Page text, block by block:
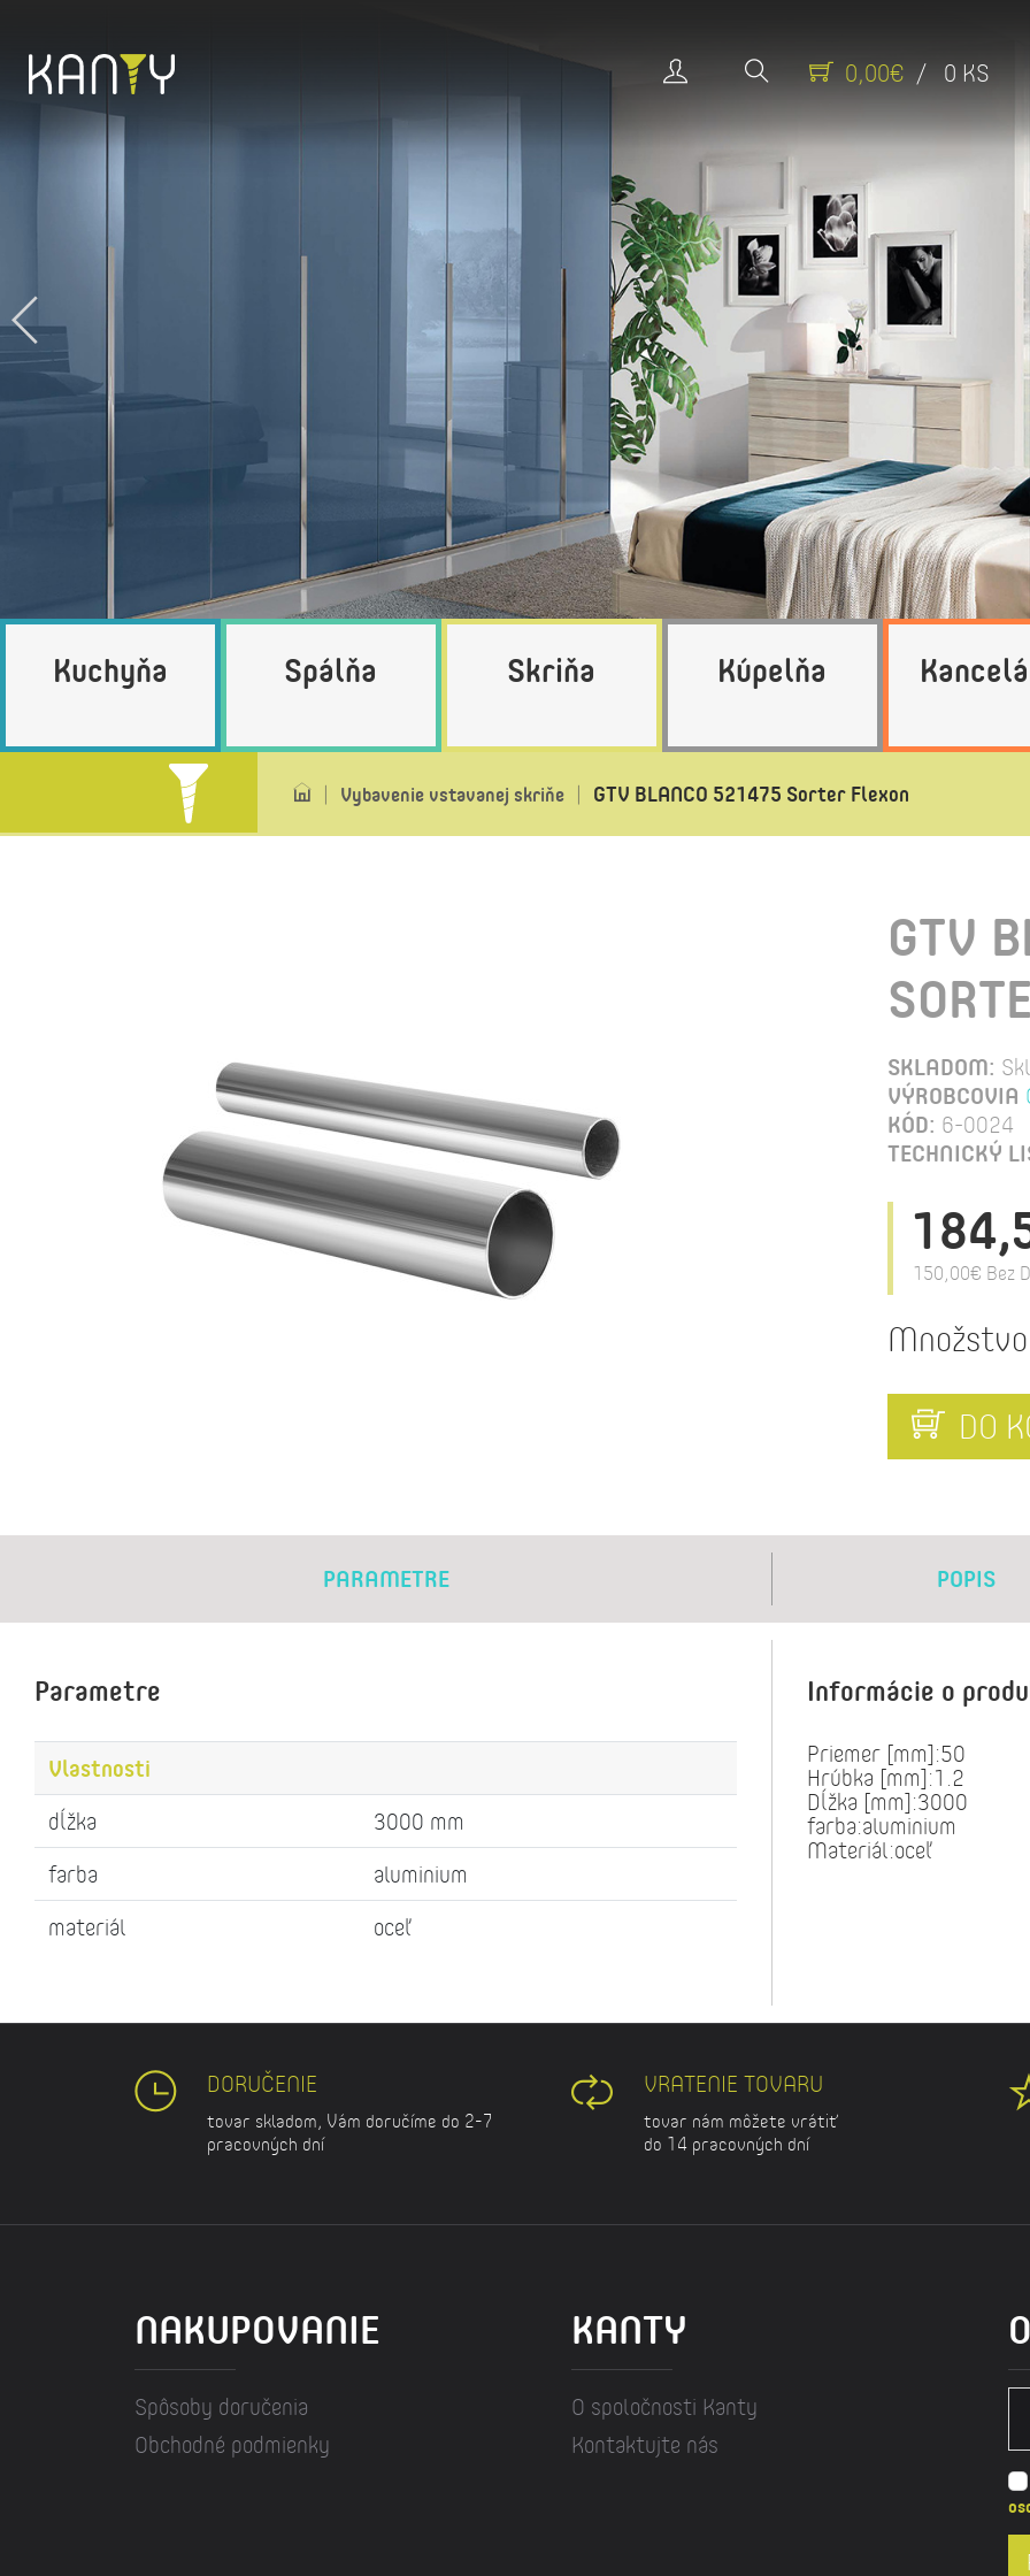
0,00€ / 0 KS
Kuchyňa Spálňa Skriňa Kúpelňa
Vybavenie vstavanej skriňe GTV BLANCO 521475 Sorter Flexon
GTV
SKLADOM:
VÝROBCOVIA
KÓD: 6-0024
TECHNICKÝ
150,00€ Bez
Množstvo
DO
PARAMETRE
Parametre
Vlastnosti
dĺžka
3000 mm
farba
aluminium
materiál
oceľ
POPIS
Informácie o
Priemer [mm]:50
Hrúbka [mm]:1.2
Dĺžka [mm]:3000
farba:aluminium
Materiál:oceľ
DORUČENIE
tovar skladom, Vám doručíme do 2-7
pracovných dní
VRATENIE TOVARU
tovar nám môžete vrátiť
do 14 pracovných dní
NAKUPOVANIE
Spôsoby doručenia
Obchodné podmienky
KANTY
O spoločnosti Kanty
Kontaktujte nás